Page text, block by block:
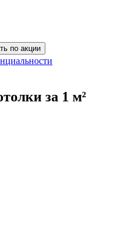
по акции
за 1 м²